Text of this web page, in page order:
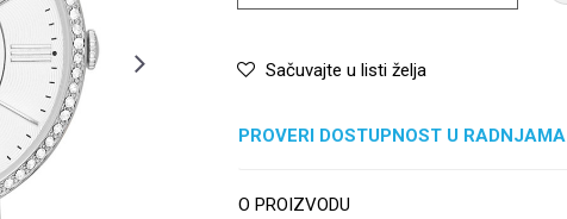
Sačuvajte u listi želja
PROVERI DOSTUPNOST U RADNJAMA
O PROIZVODU